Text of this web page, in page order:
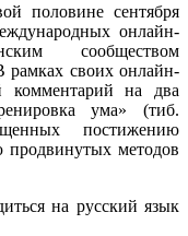
половине сентября
онлайн-
сообществом
рамках своих онлайн-
комментарий на два
ума» (тиб.
постижению
продвинутых методов
на русский язык